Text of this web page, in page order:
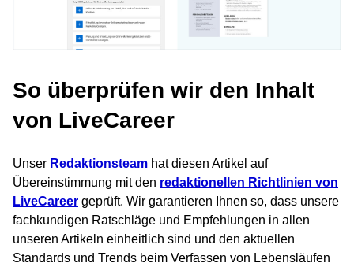
So überprüfen wir den Inhalt
von LiveCareer
Unser Redaktionsteam hat diesen Artikel auf
Übereinstimmung mit den redaktionellen Richtlinien von
LiveCareer geprüft. Wir garantieren Ihnen so, dass unsere
fachkundigen Ratschläge und Empfehlungen in allen
unseren Artikeln einheitlich sind und den aktuellen
Standards und Trends beim Verfassen von Lebensläufen